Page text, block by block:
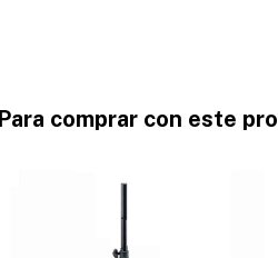
Para comprar con este